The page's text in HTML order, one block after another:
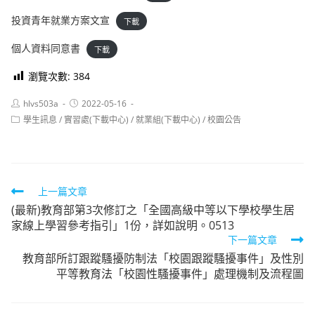
投資青年就業方案文宣 下載
個人資料同意書 下載
瀏覽次數: 384
Post
author:
hlvs503a
Post
published:
2022-05-16
Post學生訊息 / 實習處(下載中心) /就業組(下載中心) /校園公告
Read
more
articles
上一篇文章
(最新)教育部第3次修訂之「全國高級中等以下學校學生居
家線上學習參考指引」1份，詳如說明。0513
下一篇文章
教育部所訂跟蹤騷擾防制法「校園跟蹤騷擾事件」及性別
平等教育法「校園性騷擾事件」處理機制及流程圖